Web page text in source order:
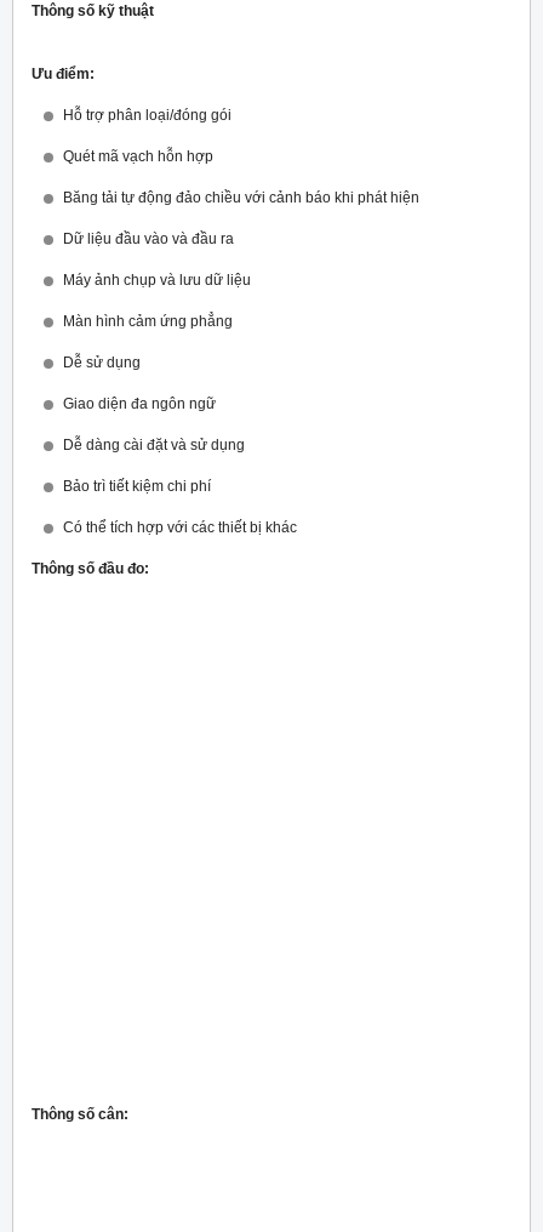
Thông số kỹ thuật
Ưu điểm:
Hỗ trợ phân loại/đóng gói
Quét mã vạch hỗn hợp
Băng tải tự động đảo chiều với cảnh báo khi phát hiện
Dữ liệu đầu vào và đầu ra
Máy ảnh chụp và lưu dữ liệu
Màn hình cảm ứng phẳng
Dễ sử dụng
Giao diện đa ngôn ngữ
Dễ dàng cài đặt và sử dụng
Bảo trì tiết kiệm chi phí
Có thể tích hợp với các thiết bị khác
Thông số đầu đo:
Thông số cân: